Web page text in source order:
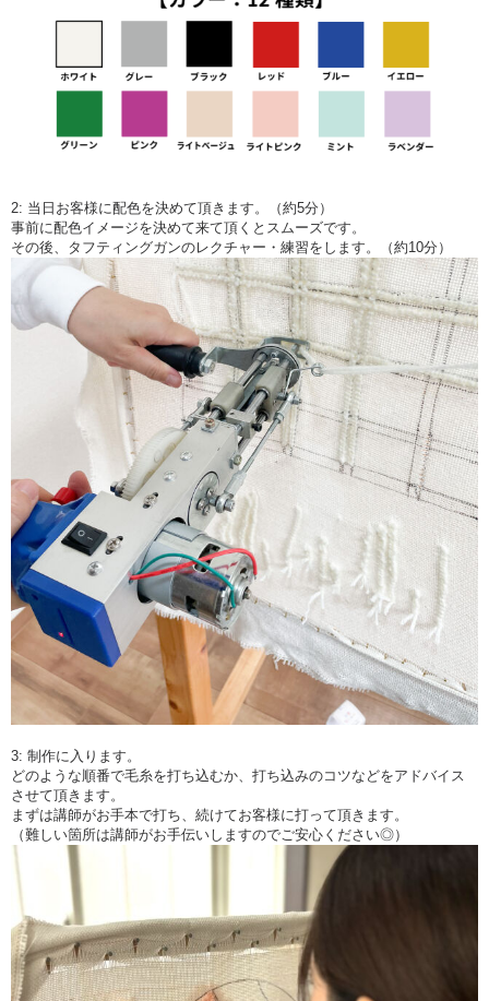
2: 当日お客様に配色を決めて頂きます。（約5分）
事前に配色イメージを決めて来て頂くとスムーズです。
その後、タフティングガンのレクチャー・練習をします。（約10分）
3: 制作に入ります。
どのような順番で毛糸を打ち込むか、打ち込みのコツなどをアドバイス
させて頂きます。
まずは講師がお手本で打ち、続けてお客様に打って頂きます。
（難しい箇所は講師がお手伝いしますのでご安心ください◎）